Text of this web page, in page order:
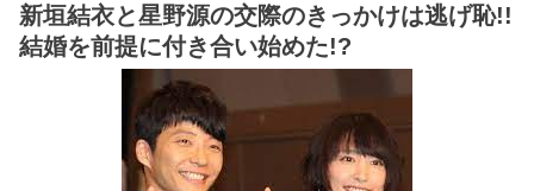
新垣結衣と星野源の交際のきっかけは逃げ恥!!
結婚を前提に付き合い始めた!?